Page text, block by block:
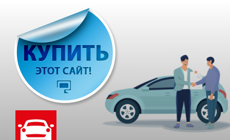
содержимому